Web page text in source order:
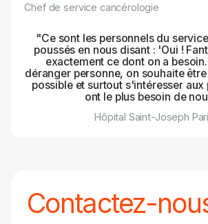
Chef de service cancérologie
"Ce sont les personnels du
poussés en nous disant : 'Oui !
exactement ce dont on a
déranger personne, on souhaite
possible et surtout s'intéresser aux
ont le plus besoin de
Hôpital Saint-Joseph
Contactez-